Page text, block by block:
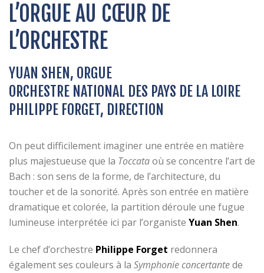
L’ORGUE AU CŒUR DE
L’ORCHESTRE
YUAN SHEN, ORGUE
ORCHESTRE NATIONAL DES PAYS DE LA LOIRE
PHILIPPE FORGET, DIRECTION
On peut difficilement imaginer une entrée en matière
plus majestueuse que la Toccataoù se concentre l’art de
Bach : son sens de la forme, de l’architecture, du
toucher et de la sonorité. Après son entrée en matière
dramatique et colorée, la partition déroule une fugue
lumineuse interprétée ici par l’organiste Yuan Shen.
Le chef d’orchestre Philippe Forget redonnera
également ses couleurs à la Symphonie concertantede